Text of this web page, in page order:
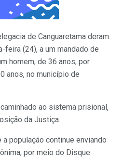
de Canguaretama deram
feira (24), a um mandado de
homem, de 36 anos, por
anos, no município de
ao sistema prisional,
da Justiça.
população continue enviando
por meio do Disque